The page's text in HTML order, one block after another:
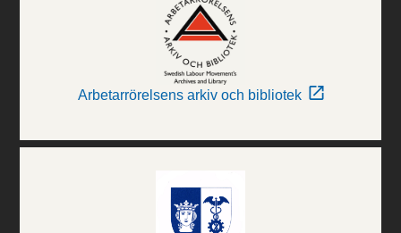
Arbetarrörelsens arkiv och bibliotek